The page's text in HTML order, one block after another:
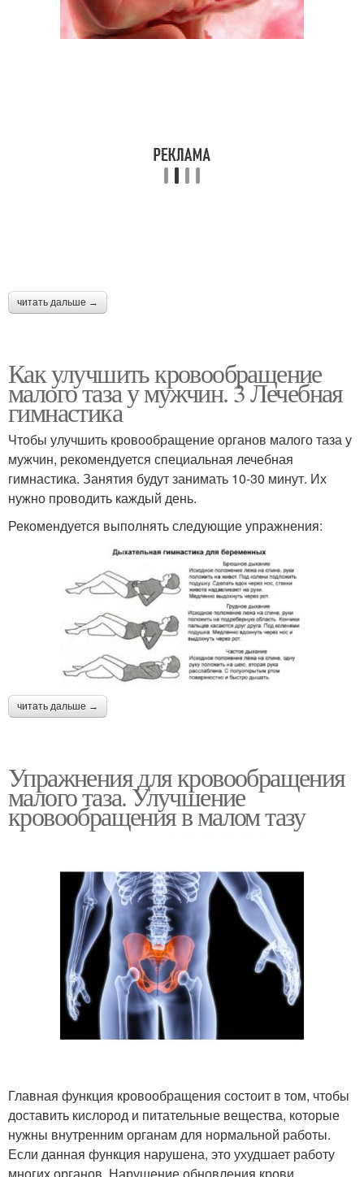
читать дальше →
Как улучшить кровообращение
малого таза у мужчин. 3 Лечебная
гимнастика
Чтобы улучшить кровообращение органов малого таза у
мужчин, рекомендуется специальная лечебная
гимнастика. Занятия будут занимать 10-30 минут. Их
нужно проводить каждый день.
Рекомендуется выполнять следующие упражнения:
читать дальше →
Упражнения для кровообращения
малого таза. Улучшение
кровообращения в малом тазу
Главная функция кровообращения состоит в том, чтобы
доставить кислород и питательные вещества, которые
нужны внутренним органам для нормальной работы.
Если данная функция нарушена, это ухудшает работу